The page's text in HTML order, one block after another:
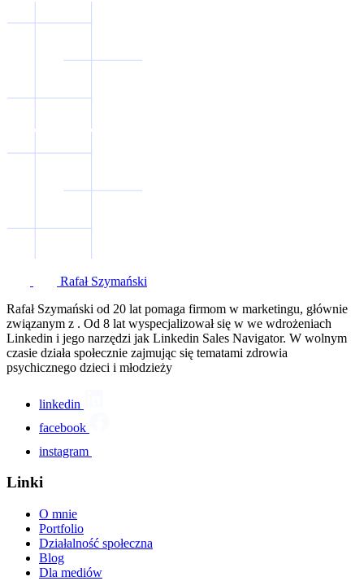
Rafał Szymański
Rafał Szymański od 20 lat pomaga firmom w marketingu, głównie
związanym z . Od 8 lat wyspecjalizował się w we wdrożeniach
Linkedin i jego narzędzi jak Linkedin Sales Navigator. W wolnym
czasie działa społecznie zajmując się tematami zdrowia
psychicznego dzieci i młodzieży
linkedin
facebook
instagram
Linki
O mnie
Portfolio
Działalność społeczna
Blog
Dla mediów